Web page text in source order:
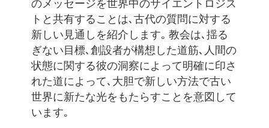
のメッセージを世界中のサイエントロジス
トと共有することは､古代の質問に対する
新しい見通しを紹介します｡ 教会は､揺る
ぎない目標､創設者が構想した道筋､人間の
状態に関する彼の洞察によって明確に印さ
れた道によって､大胆で新しい方法で古い
世界に新たな光をもたらすことを意図して
います｡